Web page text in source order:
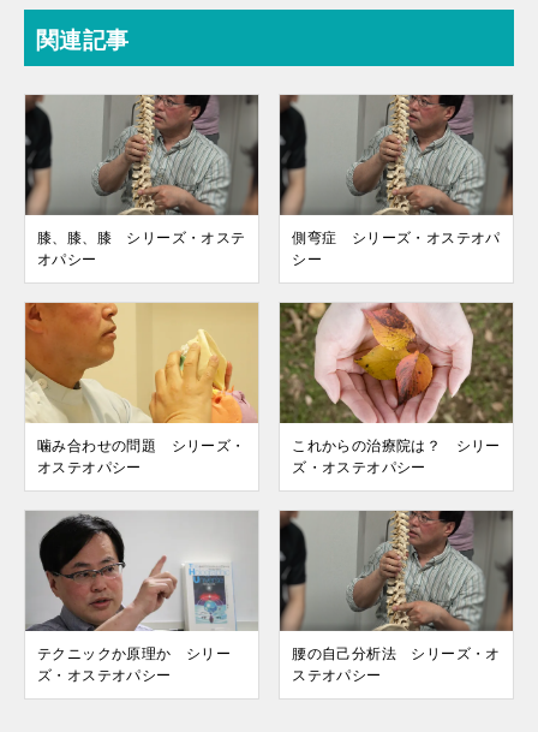
関連記事
膝、膝、膝 シリーズ・オステ
オパシー
側弯症 シリーズ・オステオパ
シー
噛み合わせの問題 シリーズ・
オステオパシー
これからの治療院は？ シリー
ズ・オステオパシー
テクニックか原理か シリー
ズ・オステオパシー
腰の自己分析法 シリーズ・オ
ステオパシー